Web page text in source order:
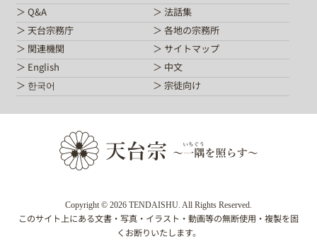
Q&A
法話集
天台宗務庁
各地の宗務所
関連機関
サイトマップ
English
中文
한국어
宗徒向け
Copyright © 2026 TENDAISHU. All Rights Reserved.
このサイト上にある文書・写真・イラスト・動画等の無断使用・複製を固
くお断りいたします。